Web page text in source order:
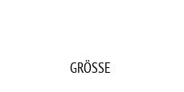
GRÖSSE